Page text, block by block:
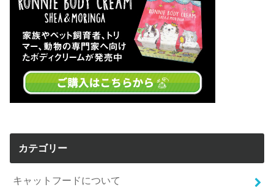
カテゴリー
キャットフードについて